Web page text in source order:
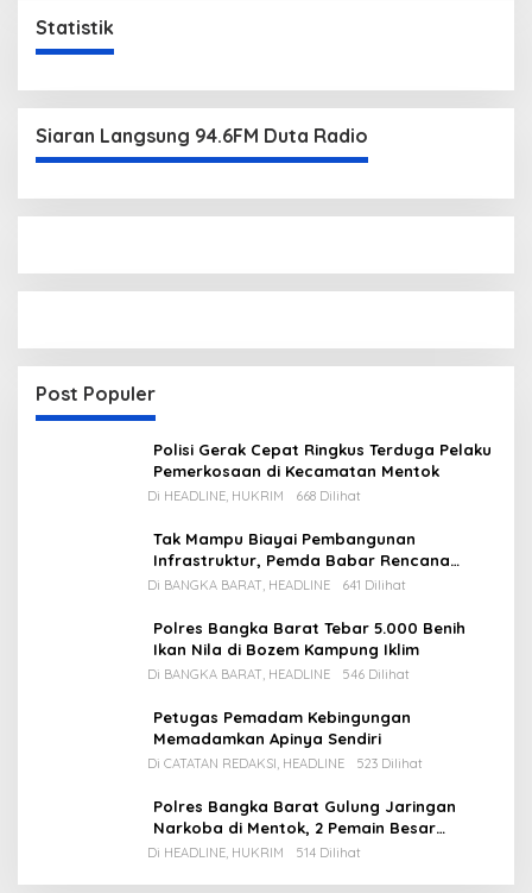
Statistik
Siaran Langsung 94.6FM Duta Radio
Post Populer
Polisi Gerak Cepat Ringkus Terduga Pelaku
Pemerkosaan di Kecamatan Mentok
Di HEADLINE, HUKRIM 668 Dilihat
Tak Mampu Biayai Pembangunan
Infrastruktur, Pemda Babar Rencana
Utang Rp65 M
Di BANGKA BARAT, HEADLINE 641 Dilihat
Polres Bangka Barat Tebar 5.000 Benih
Ikan Nila di Bozem Kampung Iklim
Di BANGKA BARAT, HEADLINE 546 Dilihat
Petugas Pemadam Kebingungan
Memadamkan Apinya Sendiri
Di CATATAN REDAKSI, HEADLINE 523 Dilihat
Polres Bangka Barat Gulung Jaringan
Narkoba di Mentok, 2 Pemain Besar
Diamankan, 1 Bandar Masih Buron
Di HEADLINE, HUKRIM 514 Dilihat